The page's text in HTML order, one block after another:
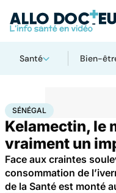
Santé Bien-
AccueilSanté
SÉNÉGAL
Kelamectin, le
vraiment un
Face aux craintes
consommation de
de la Santé est monté